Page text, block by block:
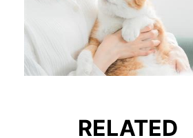
RELATED